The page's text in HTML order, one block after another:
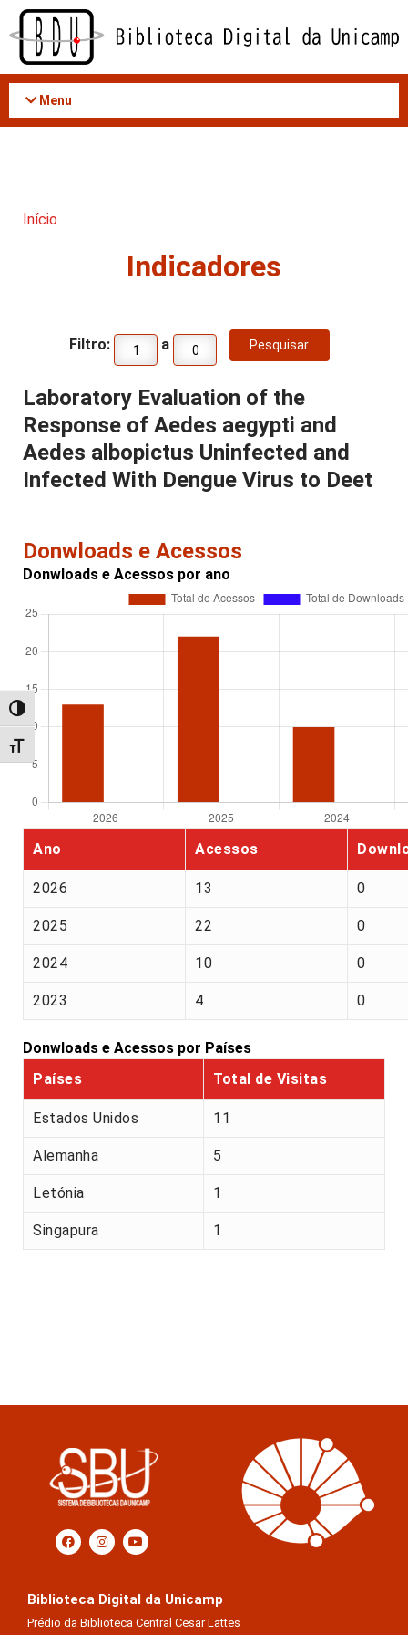
Acessar
conteúdo
Alternar alto contraste
Alternar tamanho da fonte
Menu
Início
Indicadores
Filtro: a
Laboratory Evaluation of the
Response of Aedes aegypti and
Aedes albopictus Uninfected and
Infected With Dengue Virus to Deet
Donwloads e Acessos
Donwloads e Acessos por ano
Ano Acessos
2026 13 0
2025 22 0
2024 10 0
2023 4 0
Donwloads e Acessos por Países
Países
Total de Visitas
Estados Unidos 11
Alemanha 5
Letónia 1
Singapura 1
Biblioteca Digital da Unicamp
Prédio da Biblioteca Central Cesar Lattes